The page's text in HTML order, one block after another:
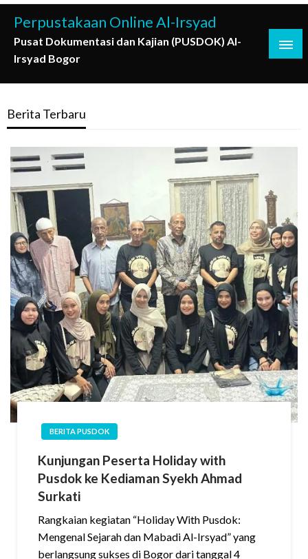
Skip
content
Perpustakaan Online Al-Irsyad
Pusat Dokumentasi dan Kajian (PUSDOK) Al-
Irsyad Bogor
Berita Terbaru
BERITA PUSDOK
Kunjungan Peserta Holiday with
Pusdok ke Kediaman Syekh Ahmad
Surkati
Rangkaian kegiatan “Holiday With Pusdok:
Mengenal Sejarah dan Mabadi Al-Irsyad” yang
berlangsung sukses di Bogor dari tanggal 4